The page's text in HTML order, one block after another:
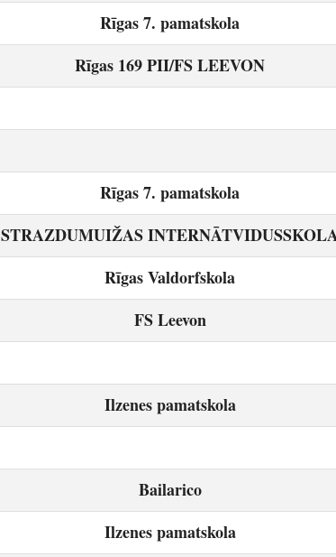
Rīgas 7. pamatskola
Rīgas 169 PII/FS LEEVON
Rīgas 7. pamatskola
STRAZDUMUIŽAS
Rīgas Valdorfskola
FS Leevon
Ilzenes pamatskola
Bailarico
Ilzenes pamatskola